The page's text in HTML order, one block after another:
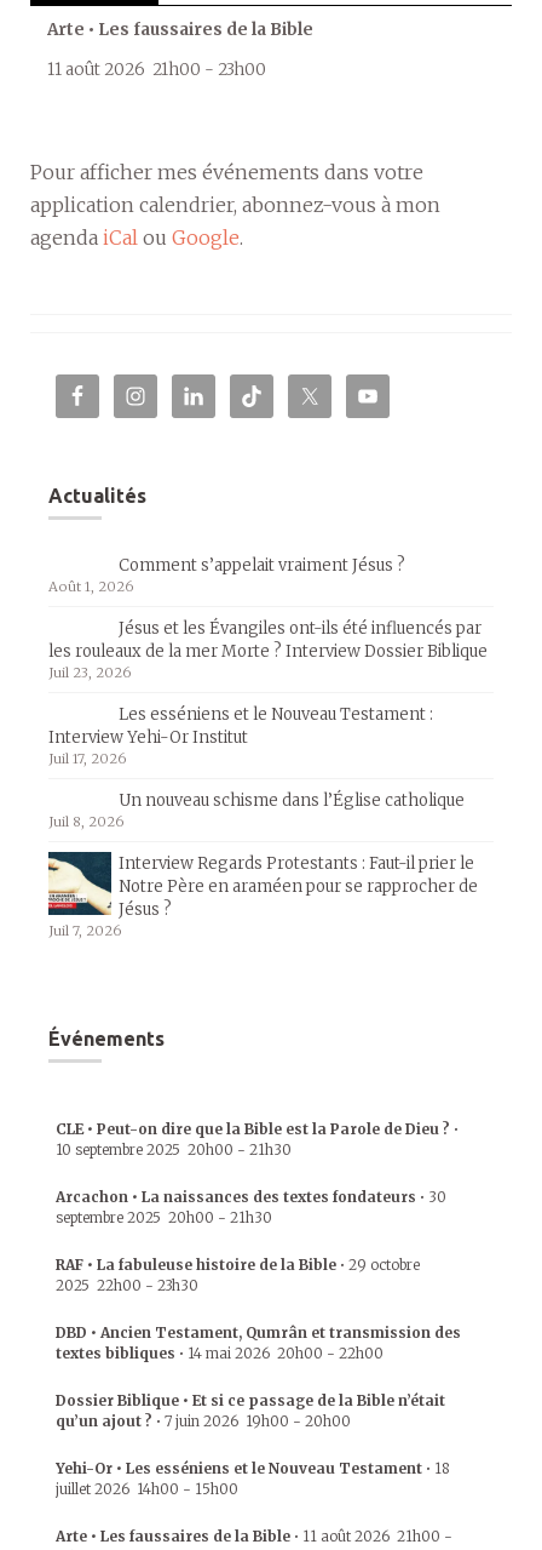
Arte • Les faussaires de la Bible
11 août 2026 21h00 - 23h00
Pour afficher mes événements dans votre
application calendrier, abonnez-vous à mon
agenda iCal ou Google.
Actualités
Comment s’appelait vraiment Jésus ?
Août 1, 2026
Jésus et les Évangiles ont-ils été influencés par
les rouleaux de la mer Morte ? Interview Dossier Biblique
Juil 23, 2026
Les esséniens et le Nouveau Testament :
Interview Yehi-Or Institut
Juil 17, 2026
Un nouveau schisme dans l’Église catholique
Juil 8, 2026
Interview Regards Protestants : Faut-il prier le
Notre Père en araméen pour se rapprocher de
Jésus ?
Juil 7, 2026
Événements
CLE • Peut-on dire que la Bible est la Parole de Dieu ? •
10 septembre 2025 20h00 - 21h30
Arcachon • La naissances des textes fondateurs • 30
septembre 2025 20h00 - 21h30
RAF • La fabuleuse histoire de la Bible • 29 octobre
2025 22h00 - 23h30
DBD • Ancien Testament, Qumrân et transmission des
textes bibliques • 14 mai 2026 20h00 - 22h00
Dossier Biblique • Et si ce passage de la Bible n’était
qu’un ajout ? • 7 juin 2026 19h00 - 20h00
Yehi-Or • Les esséniens et le Nouveau Testament • 18
juillet 2026 14h00 - 15h00
Arte • Les faussaires de la Bible • 11 août 2026 21h00 -